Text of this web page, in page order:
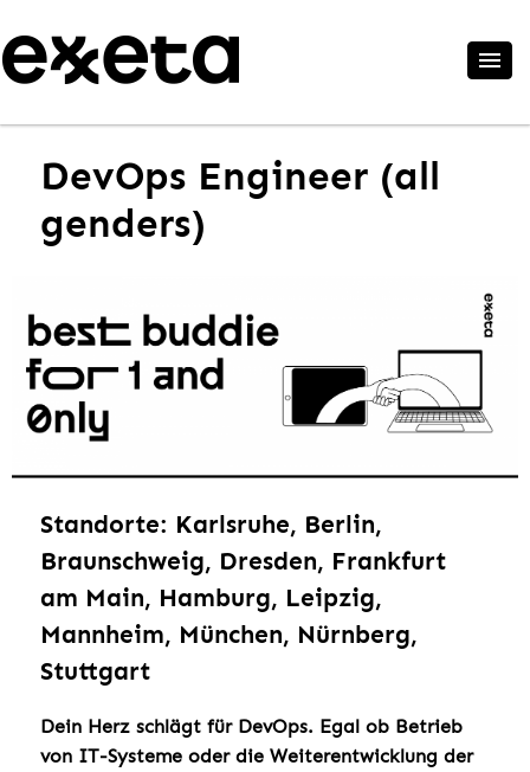
DevOps Engineer (all
genders)
Standorte: Karlsruhe, Berlin,
Braunschweig, Dresden, Frankfurt
am Main, Hamburg, Leipzig,
Mannheim, München, Nürnberg,
Stuttgart
Dein Herz schlägt für DevOps. Egal ob Betrieb
von IT-Systeme oder die Weiterentwicklung der